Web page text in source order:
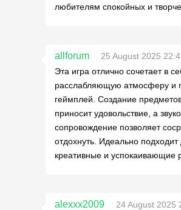
любителям спокойных и
allforum
25 August 2025
Эта игра отлично сочетает в
расслабляющую атмосферу и
геймплей. Создание
приносит удовольствие, а
сопровождение позволяет
отдохнуть. Идеально
креативные и успокаивающие
alexxx2009
24 August 2025